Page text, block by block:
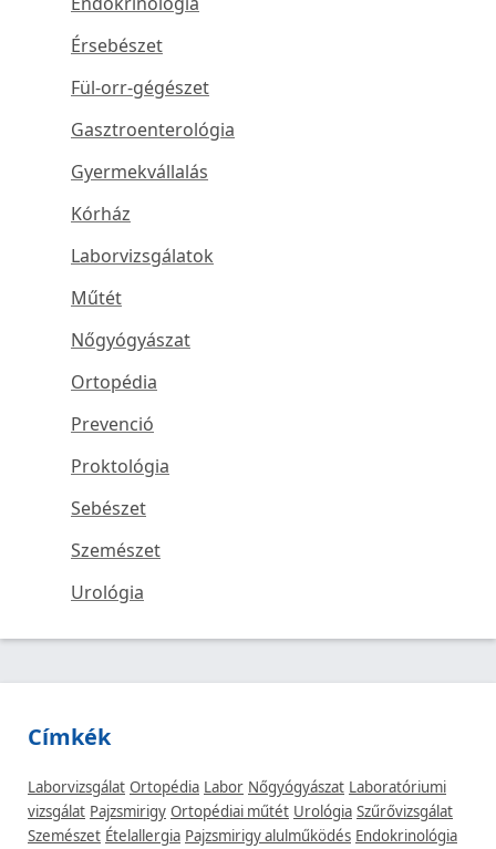
Érsebészet
Fül-orr-gégészet
Gasztroenterológia
Gyermekvállalás
Kórház
Laborvizsgálatok
Műtét
Nőgyógyászat
Ortopédia
Prevenció
Proktológia
Sebészet
Szemészet
Urológia
Címkék
Laborvizsgálat Ortopédia Labor Nőgyógyászat Laboratóriumi
vizsgálat Pajzsmirigy Ortopédiai műtét Urológia Szűrővizsgálat
Szemészet Ételallergia Pajzsmirigy alulműködés Endokrinológia